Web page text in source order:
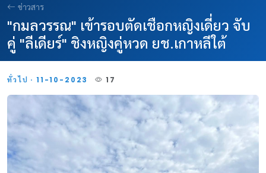
ข่าวสาร
"กมลวรรณ" เข้ารอบตัดเชือกหญิงเดี่ยว จับ
คู่ "ลีเดียร์" ชิงหญิงคู่หวด ยช.เกาหลีใต้
ทั่วไป · 11-10-2023 17